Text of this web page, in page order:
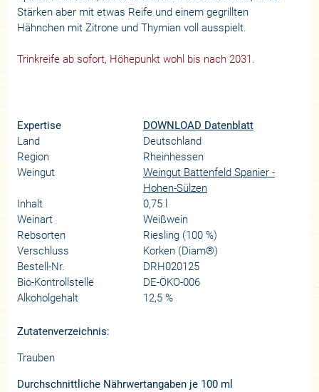
Stärken aber mit etwas Reife und einem gegrillten
Hähnchen mit Zitrone und Thymian voll ausspielt.
Trinkreife ab sofort, Höhepunkt wohl bis nach 2031.
Expertise
DOWNLOAD Datenblatt
Land
Deutschland
Region
Rheinhessen
Weingut
Weingut Battenfeld Spanier -
Hohen-Sülzen
Inhalt
0,75 l
Weinart
Weißwein
Rebsorten
Riesling (100 %)
Verschluss
Korken (Diam®)
Bestell-Nr.
DRH020125
Bio-Kontrollstelle
DE-ÖKO-006
Alkoholgehalt
12,5 %
Zutatenverzeichnis:
Trauben
Durchschnittliche Nährwertangaben je 100 ml